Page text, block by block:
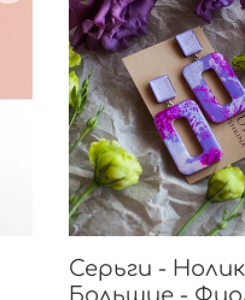
Серьги -
Большие -